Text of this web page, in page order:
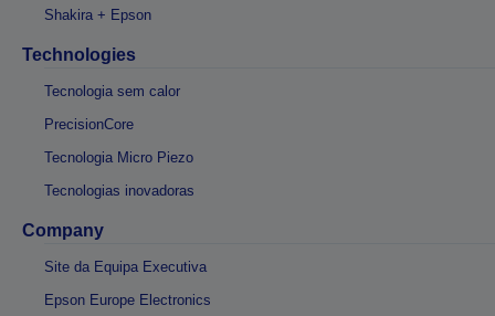
Shakira + Epson
Technologies
Tecnologia sem calor
PrecisionCore
Tecnologia Micro Piezo
Tecnologias inovadoras
Company
Site da Equipa Executiva
Epson Europe Electronics